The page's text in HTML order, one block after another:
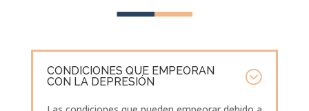
CONDICIONES QUE EMPEORAN
CON LA DEPRESIÓN